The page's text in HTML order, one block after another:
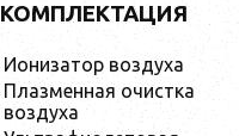
КОМПЛЕКТАЦИЯ
Ионизатор воздуха
Плазменная очистка
воздуха